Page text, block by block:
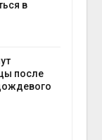
крокодилов для
израильской